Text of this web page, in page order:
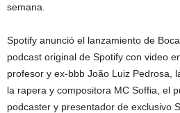
semana.
Spotify anunció el lanzamiento de
podcast original de Spotify con video
profesor y ex-bbb João Luiz Pedrosa,
la rapera y compositora MC Soffia, el
podcaster y presentador de exclusivo